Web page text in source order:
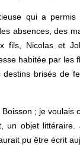
qui a
absences, des
fils, Nicolas et
habitée par les
brisés de
; je voulais
objet littéraire.
pu être écrit